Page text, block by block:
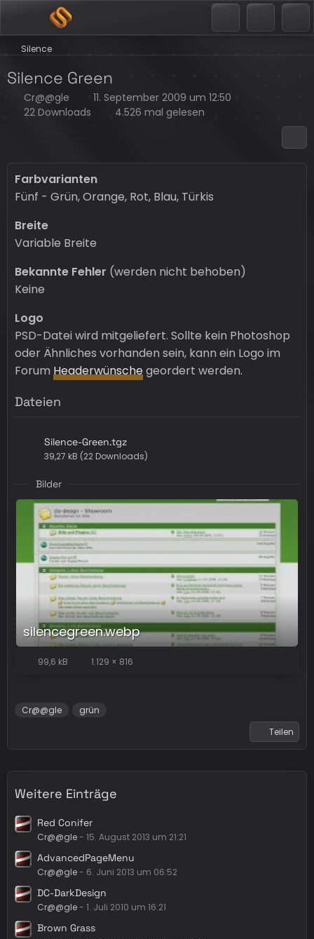
Silence
Silence Green
Cr@@gle
11. September 2009 um 12:50
22 Downloads
4.526 mal gelesen
Farbvarianten
Fünf - Grün, Orange, Rot, Blau, Türkis
Breite
Variable Breite
Bekannte Fehler (werden nicht behoben)
Keine
Logo
PSD-Datei wird mitgeliefert. Sollte kein Photoshop
oder Ähnliches vorhanden sein, kann ein Logo im
Forum Headerwünschegeordert werden.
Dateien
Silence-Green.tgz
39,27 kB (22 Downloads)
Bilder
silencegreen.webp
99,6 kB 1.129 × 816
Cr@@gle
grün
Teilen
Weitere Einträge
Red Conifer
Cr@@gle- 15. August 2013 um 21:21
AdvancedPageMenu
Cr@@gle- 6. Juni 2013 um 06:52
DC-DarkDesign
Cr@@gle- 1. Juli 2010 um 16:21
Brown Grass